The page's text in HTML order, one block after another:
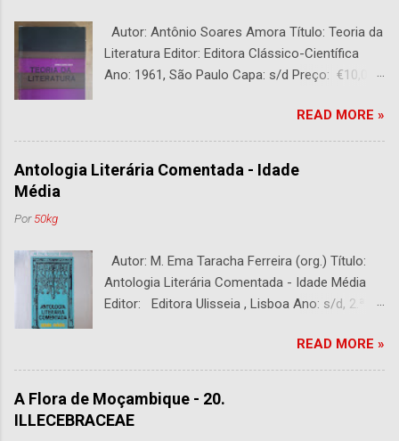
Autor: Antônio Soares Amora Título: Teoria da
Literatura Editor: Editora Clássico-Científica
Ano: 1961, São Paulo Capa: s/d Preço: €10,00
READ MORE »
Antologia Literária Comentada - Idade
Média
Por50kg
Autor: M. Ema Taracha Ferreira (org.) Título:
Antologia Literária Comentada - Idade Média
Editor: Editora Ulisseia , Lisboa Ano: s/d, 2.ª
Com alguns sublinhados a lapiseira. Usado.
Com 252 páginas.
READ MORE »
A Flora de Moçambique - 20.
ILLECEBRACEAE